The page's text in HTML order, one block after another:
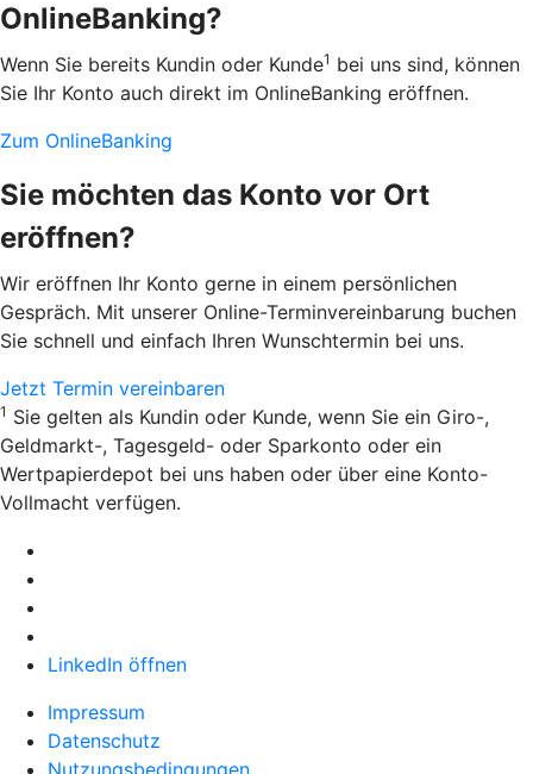
OnlineBanking?
Wenn Sie bereits Kundin oder Kunde1 bei uns sind, können
Sie Ihr Konto auch direkt im OnlineBanking eröffnen.
Zum OnlineBanking
Sie möchten das Konto vor Ort
eröffnen?
Wir eröffnen Ihr Konto gerne in einem persönlichen
Gespräch. Mit unserer Online-Terminvereinbarung buchen
Sie schnell und einfach Ihren Wunschtermin bei uns.
Jetzt Termin vereinbaren
1 Sie gelten als Kundin oder Kunde, wenn Sie ein Giro-,
Geldmarkt-, Tagesgeld- oder Sparkonto oder ein
Wertpapierdepot bei uns haben oder über eine Konto-
Vollmacht verfügen.
LinkedIn öffnen
Impressum
Datenschutz
Nutzungsbedingungen